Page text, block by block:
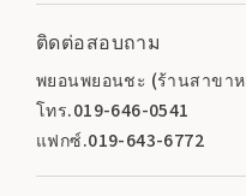
ติดต่อสอบถาม
พยอนพยอนชะ (ร้านสาขา
โทร.019-646-0541
แฟกซ์.019-643-6772